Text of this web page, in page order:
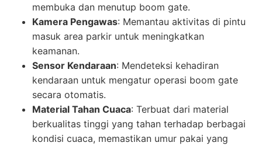
membuka dan menutup boom gate.
Kamera Pengawas: Memantau aktivitas di pintu
masuk area parkir untuk meningkatkan
keamanan.
Sensor Kendaraan: Mendeteksi kehadiran
kendaraan untuk mengatur operasi boom gate
secara otomatis.
Material Tahan Cuaca: Terbuat dari material
berkualitas tinggi yang tahan terhadap berbagai
kondisi cuaca, memastikan umur pakai yang